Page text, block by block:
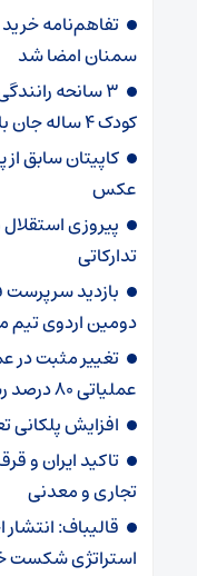
سمنان امضا شد
۳ سانحه
کودک ۴ ساله جان باخت
کاپیتان سابق
عکس
پیروزی
تدارکاتی
بازدید سرپرست
دومین اردوی تیم
تغییر مثبت در
عملیاتی ۸۰ درصد رشد کرد
افزایش پلکانی
تاکید ایران و
تجاری و معدنی
قالیباف:
استراتژی شکست